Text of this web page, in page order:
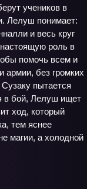
учеников в
Лелуш понимает:
и весь круг
роль в
помочь всем и
армии, без громких
пытается
в бой, Лелуш ищет
ход, который
тем яснее
магии, а холодной